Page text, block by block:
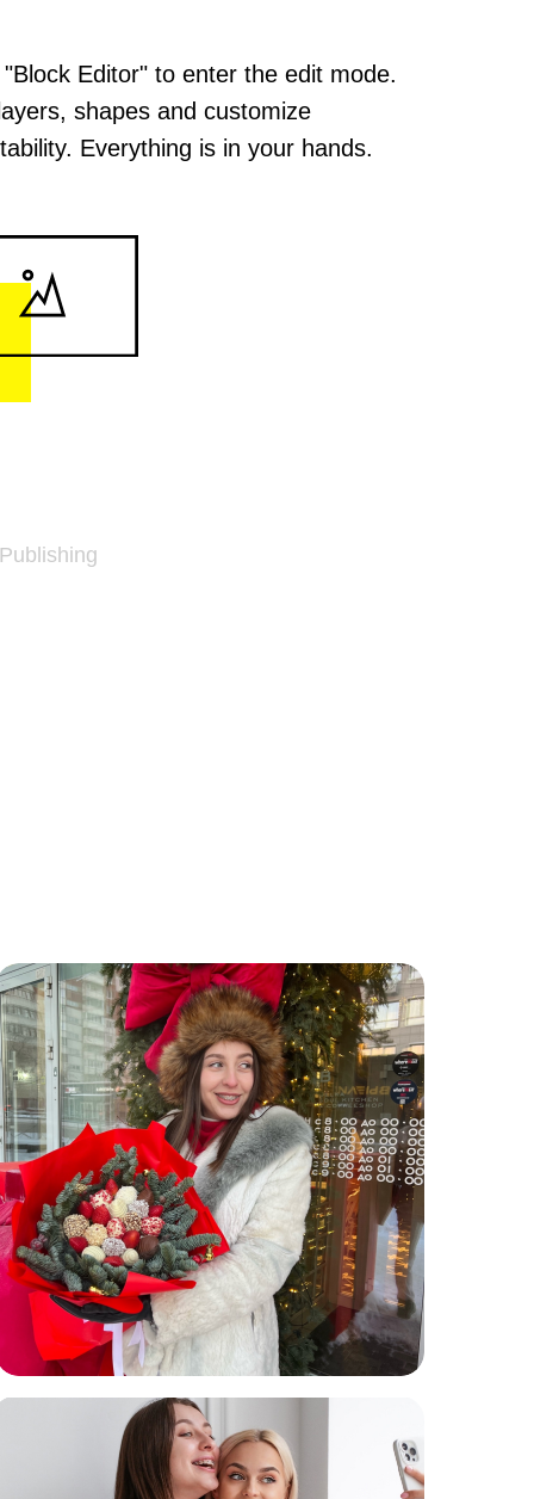
"Block Editor" to enter the edit mode.
shapes and customize
Everything is in your hands.